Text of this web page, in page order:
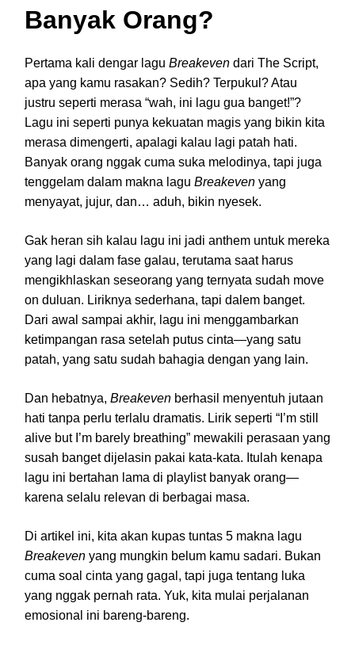
Banyak Orang?
Pertama kali dengar lagu Breakeven dari The Script,
apa yang kamu rasakan? Sedih? Terpukul? Atau
justru seperti merasa “wah, ini lagu gua banget!”?
Lagu ini seperti punya kekuatan magis yang bikin kita
merasa dimengerti, apalagi kalau lagi patah hati.
Banyak orang nggak cuma suka melodinya, tapi juga
tenggelam dalam makna lagu Breakeven yang
menyayat, jujur, dan… aduh, bikin nyesek.
Gak heran sih kalau lagu ini jadi anthem untuk mereka
yang lagi dalam fase galau, terutama saat harus
mengikhlaskan seseorang yang ternyata sudah move
on duluan. Liriknya sederhana, tapi dalem banget.
Dari awal sampai akhir, lagu ini menggambarkan
ketimpangan rasa setelah putus cinta—yang satu
patah, yang satu sudah bahagia dengan yang lain.
Dan hebatnya, Breakeven berhasil menyentuh jutaan
hati tanpa perlu terlalu dramatis. Lirik seperti “I’m still
alive but I’m barely breathing” mewakili perasaan yang
susah banget dijelasin pakai kata-kata. Itulah kenapa
lagu ini bertahan lama di playlist banyak orang—
karena selalu relevan di berbagai masa.
Di artikel ini, kita akan kupas tuntas 5 makna lagu
Breakeven yang mungkin belum kamu sadari. Bukan
cuma soal cinta yang gagal, tapi juga tentang luka
yang nggak pernah rata. Yuk, kita mulai perjalanan
emosional ini bareng-bareng.